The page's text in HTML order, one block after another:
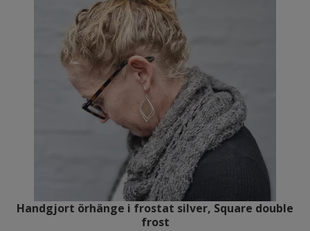
Handgjort örhänge i frostat silver, Square double
frost